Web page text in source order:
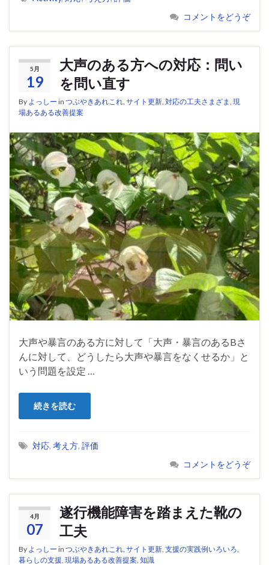
コメントをどうぞ
5月
19
大声のある方への対応：問い
を問い直す
By よっしー in つぶやきあれこれ サイト更新 対応の工夫さまざま 現
場あるある改善提案
大声や暴言のある方に対して「大声・暴言のあるBさ
んに対して、どうしたら大声や暴言をなくせるか」と
いう問題を設定 …
続きを読む
対応, 考え方, 評価
コメントをどうぞ
4月
07
遂行機能障害を踏まえた靴の
工夫
By よっしー in つぶやきあれこれ サイト更新 支援の実践例いろいろ
暮らしの支援 現場あるある改善提案 知識